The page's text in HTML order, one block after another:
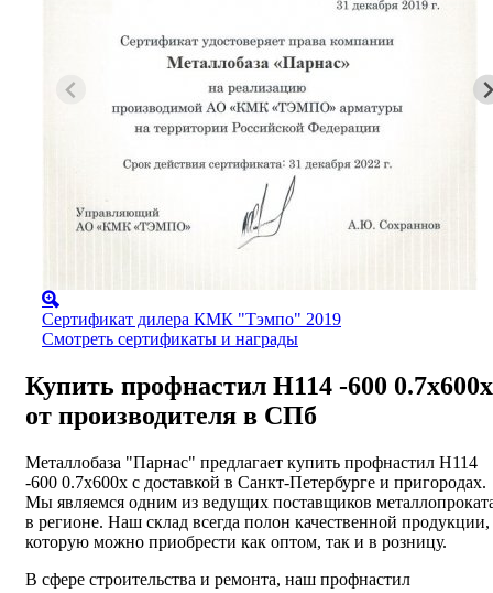
Сертификат дилера КМК "Тэмпо" 2019
Смотреть сертификаты и награды
Купить профнастил Н114 -600 0.7х600х
от производителя в СПб
Металлобаза "Парнас" предлагает купить профнастил Н114
-600 0.7х600х с доставкой в Санкт-Петербурге и пригородах.
Мы являемся одним из ведущих поставщиков
в регионе. Наш склад всегда полон качественной продукции,
которую можно приобрести как оптом, так и в розницу.
В сфере строительства и ремонта, наш профнастил